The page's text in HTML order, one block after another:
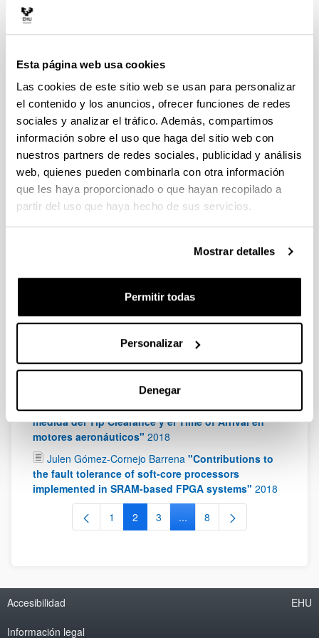
Esta página web usa cookies
Las cookies de este sitio web se usan para personalizar
el contenido y los anuncios, ofrecer funciones de redes
sociales y analizar el tráfico. Además, compartimos
información sobre el uso que haga del sitio web con
nuestros partners de redes sociales, publicidad y análisis
web, quienes pueden combinarla con otra información
que les haya proporcionado o que hayan recopilado a
partir del uso que haya hecho de sus servicios.
Mostrar detalles
Permitir todas
Personalizar
Denegar
eléctrico"
2020
Asier Matallana Fernández
design of power modules for electric and hybrid
vehicles: trends, design aspects and simulation
techniques" 2020
"Aplicación de control
predictivo basado en modelo para reducir cargas
estructurales en grandes aerogeneradores" 2020
Itxaso Aranzabal Santamaría
"Aportaciones a la
mejora de los convertidores de refrigeración de
potencia del vehículo eléctrico" 2019
Wilmer Marcelo Urbina Gamboa"Arquitecturas
smart grid" 2019
Igor Villalta Bustillo"Caracterización de la
tolerancia a fallos de circuitos implementados en
harvesting system for self-powered industrial IoT"
José Miguel Gil-García Leiva"Arquitectura para la
medida del Tip Clearance y el Time of Arrival en
motores aeronáuticos" 2018
Julen Gómez-Cornejo Barrena "Contributions to
the fault tolerance of soft-core processors
implemented in SRAM-based FPGA systems" 2018
Página
1 Página
2 Página
3 ...Páginas intermedias Use
Página
8
Accesibilidad
Información legal
EHU